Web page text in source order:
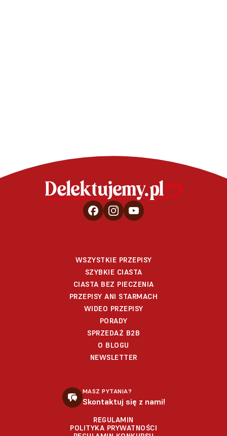
WSZYSTKIE PRZEPISY
SZYBKIE CIASTA
CIASTA BEZ PIECZENIA
PRZEPISY ANI STARMACH
WIDEO PRZEPISY
PORADY
SPRZEDAŻ B2B
O BLOGU
NEWSLETTER
MASZ PYTANIA?
Skontaktuj się z nami!
REGULAMIN
POLITYKA PRYWATNOŚCI